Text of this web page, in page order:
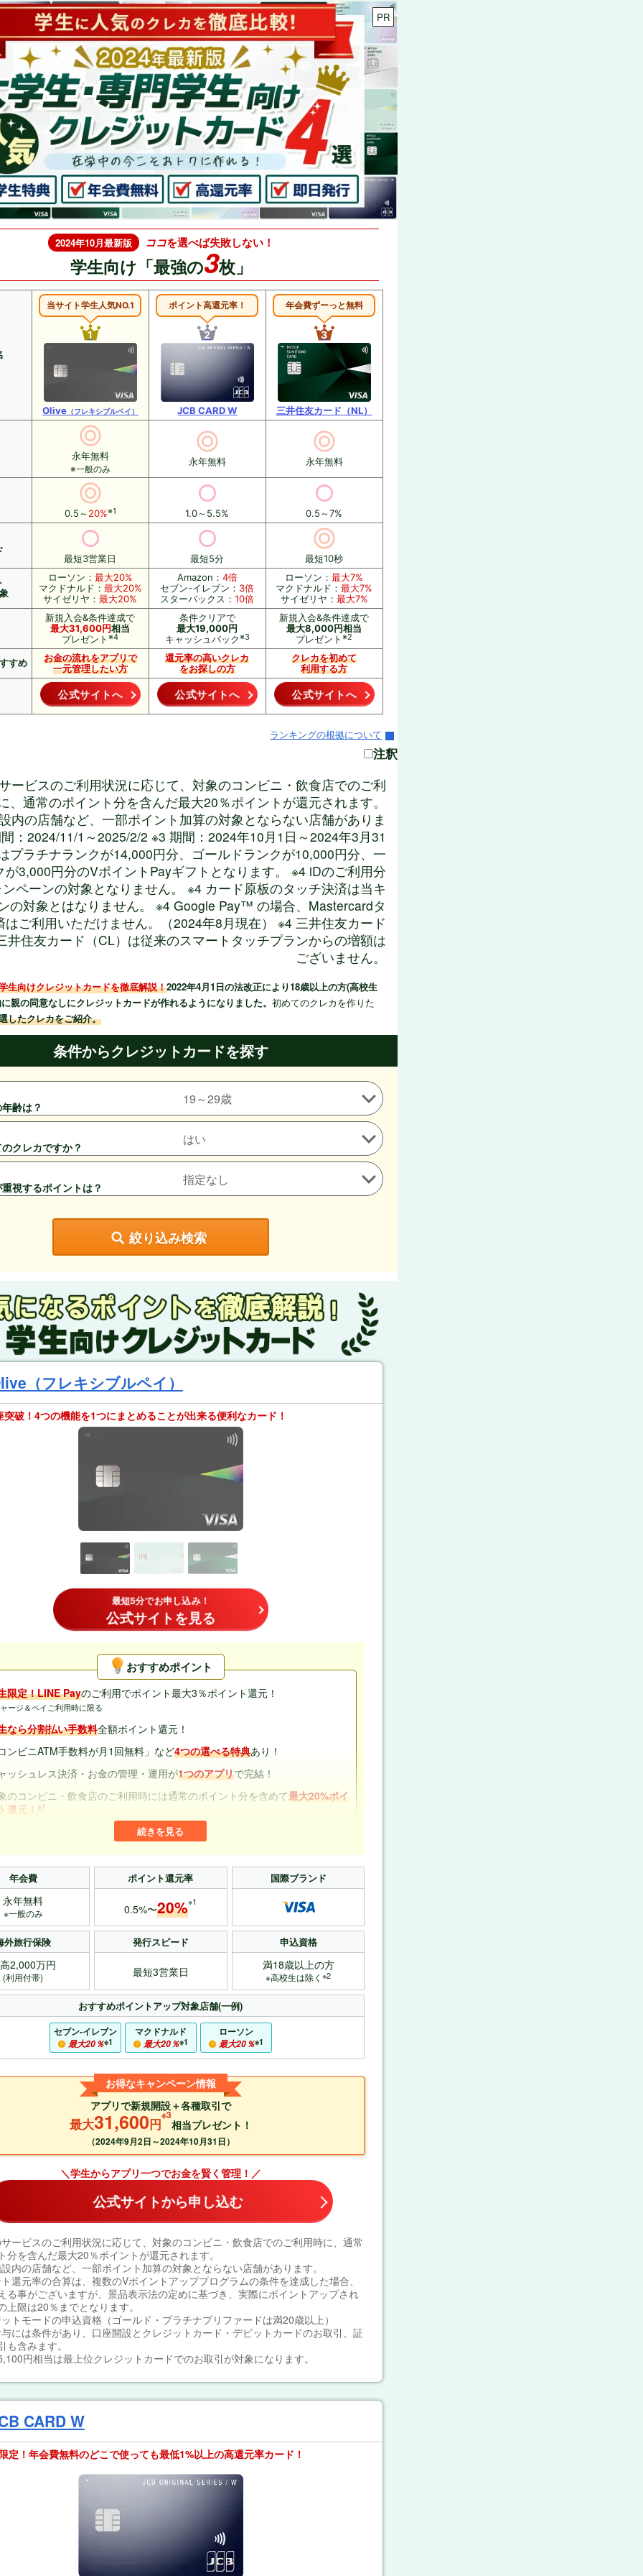
PR
2024年10月最新版 ココを選べば失敗しない！
学生向け「最強の3枚」
当サイト学生人気NO.1
1
Olive（フレキシブルペイ）
ポイント高還元率！
2
JCB CARD W
年会費ずーっと無料
3
三井住友カード（NL）
永年無料
※一般のみ
永年無料 永年無料
0.5～20%※1 1.0～5.5% 0.5～7%
最短3営業日 最短5分 最短10秒
ローソン： 最大20%
マクドナルド： 最大20%
サイゼリヤ：最大20%
Amazon： 4倍
セブン-イレブン： 3倍
スターバックス：10倍
ローソン：最大7%
マクドナルド：最大7%
サイゼリヤ： 最大7%
新規入会&条件達成で
最大31,600円相当
プレゼント※4
条件クリアで
最大19,000円
キャッシュバック※3
新規入会&条件達成で
最大8,000円相当
プレゼント※2
すめ
お金の流れをアプリで
一元管理したい方
還元率の高いクレカ
をお探しの方
クレカを初めて
利用する方
公式サイトへ 公式サイトへ 公式サイトへ
ランキングの根拠について
注釈
ービスのご利用状況に応じて、対象のコンビニ・飲食店でのご利
、通常のポイント分を含んだ最大20％ポイントが還元されます。
内の店舗など、一部ポイント加算の対象とならない店舗がありま
：2024/11/1～2025/2/2 ※3 期間：2024年10月1日～2024年3月31
プラチナランクが14,000円分、ゴールドランクが10,000円分、一
が3,000円分のVポイントPayギフトとなります。 ※4 iDのご利用分
ペーンの対象となりません。 ※4 カード原板のタッチ決済は当キ
の対象とはなりません。 ※4 Google Pay™ の場合、Mastercardタ
はご利用いただけません。（2024年8月現在） ※4 三井住友カード
井住友カード（CL）は従来のスマートタッチプランからの増額は
ございません。
生向けクレジットカードを徹底解説！2022年4月1日の法改正により18歳以上の方(高校生
親の同意なしにクレジットカードが作れるようになりました。初めてのクレカを作りた
したクレカをご紹介。
条件からクレジットカードを探す
齢は？
クレカですか？
視するポイントは？
絞り込み検索
（フレキシブルペイ）
破！4つの機能を1つにまとめることが出来る便利なカード！
最短5分でお申し込み！
公式サイトを見る
おすすめポイント
限定！LINE Payのご利用でポイント最大3％ポイント還元！
ージ＆ペイご利用時に限る
なら分割払い手数料全額ポイント還元！
ンビニATM手数料が月1回無料」など4つの選べる特典あり！
ッシュレス決済・お金の管理・運用が1つのアプリで完結！
のコンビニ・飲食店のご利用時には通常のポイント分を含めて最大20%ポイ
還元！ ※1
ッシュカード・デビットカード・クレジットカード・ポイント払いの
ので管理が便利
住友銀行本支店ATM手数料は24時間無料、SMBCダイレクトの他行宛て振込
料が月3回まで無料
年会費
永年無料
※一般のみ
ポイント還元率
0.5%〜20%※1
国際ブランド
外旅行保険
2,000万円
(利用付帯)
発行スピード
最短3営業日
申込資格
満18歳以上の方
※高校生は除く※2
おすすめポイントアップ対象店舗(一例)
セブン‐イレブン
最大20％※1
マクドナルド
最大20％※1
ローソン
最大20％※1
お得なキャンペーン情報
アプリで新規開設＋各種取引で
最大31,600円
※3
相当プレゼント！
（2024年9月2日～2024年10月31日）
＼学生からアプリ一つでお金を賢く管理！／
公式サイトから申し込む
ービスのご利用状況に応じて、対象のコンビニ・飲食店でのご利用時に、通常
分を含んだ最大20％ポイントが還元されます。
内の店舗など、一部ポイント加算の対象とならない店舗があります。
還元率の合算は、複数のVポイントアッププログラムの条件を達成した場合、
る事がございますが、景品表示法の定めに基づき、実際にポイントアップされ
上限は20％までとなります。
トモードの申込資格（ゴールド・プラチナプリファードは満20歳以上）
には条件があり、口座開設とクレジットカード・デビットカードのお取引、証
も含みます。
円相当は最上位クレジットカードでのお取引が対象になります。
CARD W
定！年会費無料のどこで使っても最低1%以上の高還元率カード！